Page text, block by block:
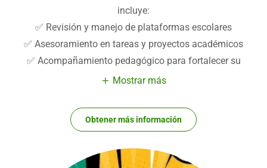
incluye:
✅ Revisión y manejo de plataformas escolares
✅ Asesoramiento en tareas y proyectos académicos
✅ Acompañamiento pedagógico para fortalecer su
Mostrar más
Obtener más información